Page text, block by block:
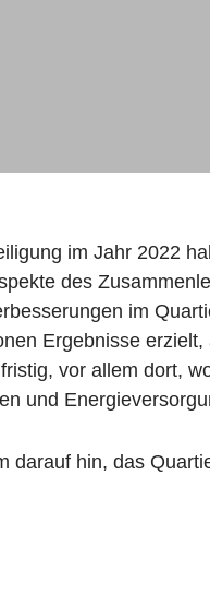
im Jahr 2022
des
im
Ergebnisse
vor allem dort,
und
darauf hin, das